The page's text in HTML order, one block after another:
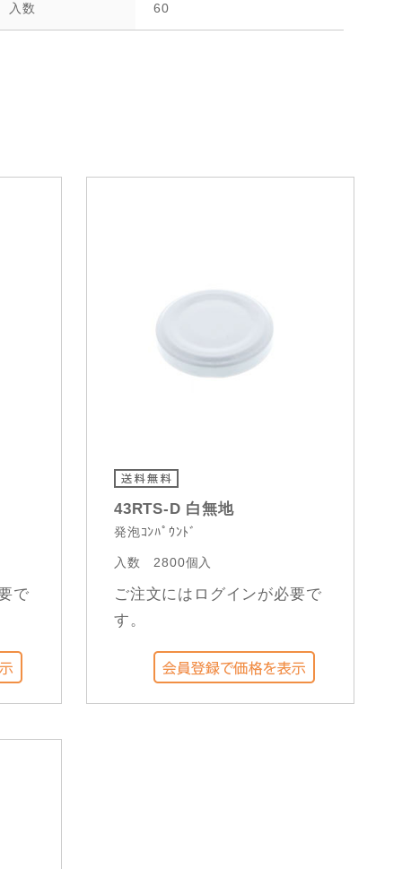
入数 60
で
43RTS-D 白無地
発泡ｺﾝﾊﾟｳﾝﾄﾞ
入数 2800個入
ご注文にはログインが必要で
す。